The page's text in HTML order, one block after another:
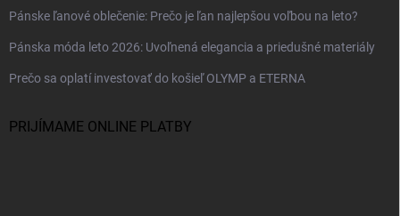
Pánske ľanové oblečenie: Prečo je ľan najlepšou voľbou na leto?
Pánska móda leto 2026: Uvoľnená elegancia a priedušné materiály
Prečo sa oplatí investovať do košieľ OLYMP a ETERNA
PRIJÍMAME ONLINE PLATBY